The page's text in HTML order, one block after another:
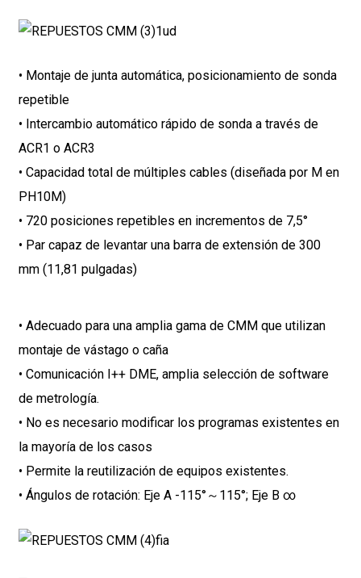
• Montaje de junta automática, posicionamiento de sonda
repetible
• Intercambio automático rápido de sonda a través de
ACR1 o ACR3
• Capacidad total de múltiples cables (diseñada por M en
PH10M)
• 720 posiciones repetibles en incrementos de 7,5°
• Par capaz de levantar una barra de extensión de 300
mm (11,81 pulgadas)
• Adecuado para una amplia gama de CMM que utilizan
montaje de vástago o caña
• Comunicación I++ DME, amplia selección de software
de metrología.
• No es necesario modificar los programas existentes en
la mayoría de los casos
• Permite la reutilización de equipos existentes.
• Ángulos de rotación: Eje A -115°～115°; Eje B ∞